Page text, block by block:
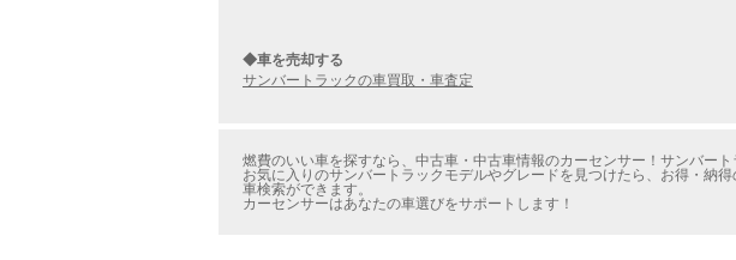
◆車を売却する
サンバートラックの車買取・車査定
燃費のいい車を探すなら、中古車・中古車情報のカーセンサー！サンバー
お気に入りのサンバートラックモデルやグレードを見つけたら、お得・納
車検索ができます。
カーセンサーはあなたの車選びをサポートします！